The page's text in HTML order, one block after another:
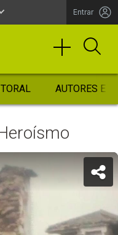
Entrar
AUTORES